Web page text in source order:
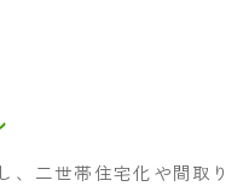
、二世帯住宅化や間取り